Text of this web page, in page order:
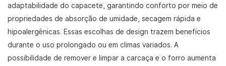
adaptabilidade do capacete, garantindo conforto por meio de
propriedades de absorção de umidade, secagem rápida e
hipoalergênicas. Essas escolhas de design trazem benefícios
durante o uso prolongado ou em climas variados. A
possibilidade de remover e limpar a carcaça e o forro aumenta